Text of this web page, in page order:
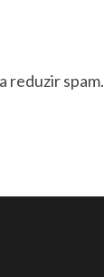
reduzir spam.